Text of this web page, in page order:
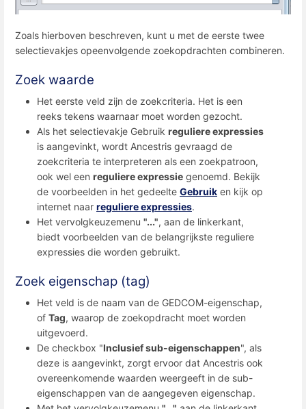
Zoals hierboven beschreven, kunt u met de eerste twee
selectievakjes opeenvolgende zoekopdrachten combineren.
Zoek waarde
Het eerste veld zijn de zoekcriteria. Het is een
reeks tekens waarnaar moet worden gezocht.
Als het selectievakje Gebruik reguliere expressies
is aangevinkt, wordt Ancestris gevraagd de
zoekcriteria te interpreteren als een zoekpatroon,
ook wel een reguliere expressie genoemd. Bekijk
de voorbeelden in het gedeelte Gebruik en kijk op
internet naar reguliere expressies.
Het vervolgkeuzemenu "...", aan de linkerkant,
biedt voorbeelden van de belangrijkste reguliere
expressies die worden gebruikt.
Zoek eigenschap (tag)
Het veld is de naam van de GEDCOM-eigenschap,
of Tag, waarop de zoekopdracht moet worden
uitgevoerd.
De checkbox "Inclusief sub-eigenschappen", als
deze is aangevinkt, zorgt ervoor dat Ancestris ook
overeenkomende waarden weergeeft in de sub-
eigenschappen van de aangegeven eigenschap.